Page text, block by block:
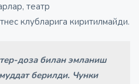
театр
клубларига киритилмайди.
доза билан эмланиш
берилди. Чунки